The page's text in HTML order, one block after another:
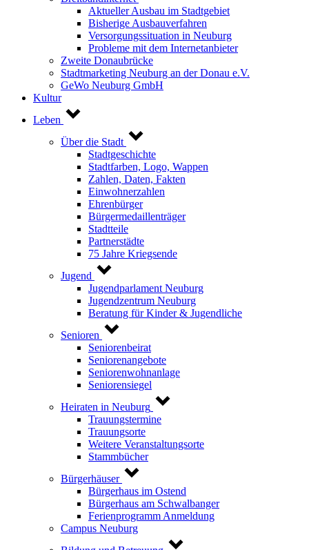
Aktueller Ausbau im Stadtgebiet
Bisherige Ausbauverfahren
Versorgungssituation in Neuburg
Probleme mit dem Internetanbieter
Zweite Donaubrücke
Stadtmarketing Neuburg an der Donau e.V.
GeWo Neuburg GmbH
Kultur
Leben
Über die Stadt
Stadtgeschichte
Stadtfarben, Logo, Wappen
Zahlen, Daten, Fakten
Einwohnerzahlen
Ehrenbürger
Bürgermedaillenträger
Stadtteile
Partnerstädte
75 Jahre Kriegsende
Jugend
Jugendparlament Neuburg
Jugendzentrum Neuburg
Beratung für Kinder & Jugendliche
Senioren
Seniorenbeirat
Seniorenangebote
Seniorenwohnanlage
Seniorensiegel
Heiraten in Neuburg
Trauungstermine
Trauungsorte
Weitere Veranstaltungsorte
Stammbücher
Bürgerhäuser
Bürgerhaus im Ostend
Bürgerhaus am Schwalbanger
Ferienprogramm Anmeldung
Campus Neuburg